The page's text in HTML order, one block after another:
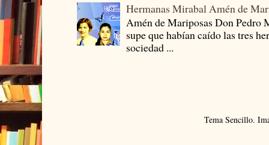
Hermanas Mirabal Amén de
Amén de Mariposas Don
supe que habían caído las tres
sociedad ...
Tema Sencillo.